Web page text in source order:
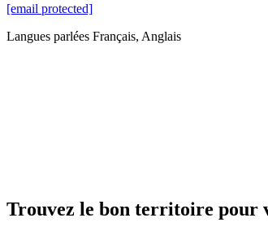
[email protected]
Langues parlées Français, Anglais
Trouvez le bon territoire pour